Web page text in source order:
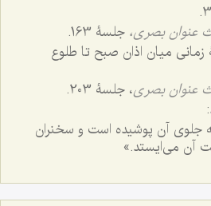
عنوان بصری، جلسۀ 163.
زمانی میان اذان صبح تا طلوع
عنوان بصری، جلسۀ 203.
:
جلوی آن پوشیده است و سخنران
آن می‌ایستد.»